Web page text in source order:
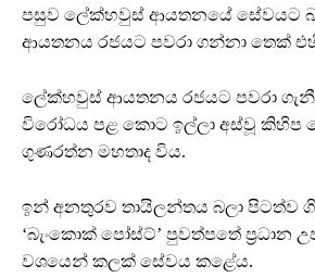
පසුව ලේක්හවුස් ආයතනයේ සේවයට
ආයතනය රජයට පවරා ගන්නා තෙක්
ලේක්හවුස් ආයතනය රජයට පවරා
විරෝධය පළ කොට ඉල්ලා අස්වූ කිහිප
ගුණරත්න මහතාද විය.
ඉන් අනතුරව තායිලන්තය බලා පිටත්ව
‘බැංකොක් පෝස්ට්’ පුවත්පතේ ප්‍රධාන
වශයෙන් කලක් සේවය කළේය.